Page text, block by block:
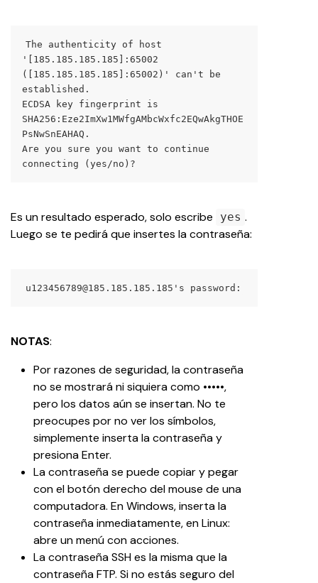
The authenticity of host
'[185.185.185.185]:65002
([185.185.185.185]:65002)' can't be
established.
ECDSA key fingerprint is
SHA256:Eze2ImXw1MWfgAMbcWxfc2EQwAkgTHOE
PsNwSnEAHAQ.
Are you sure you want to continue
connecting (yes/no)?
Es un resultado esperado, solo escribe yes .
Luego se te pedirá que insertes la contraseña:
u123456789@185.185.185.185's password:
NOTAS:
Por razones de seguridad, la contraseña
no se mostrará ni siquiera como •••••,
pero los datos aún se insertan. No te
preocupes por no ver los símbolos,
simplemente inserta la contraseña y
presiona Enter.
La contraseña se puede copiar y pegar
con el botón derecho del mouse de una
computadora. En Windows, inserta la
contraseña inmediatamente, en Linux:
abre un menú con acciones.
La contraseña SSH es la misma que la
contraseña FTP. Si no estás seguro del